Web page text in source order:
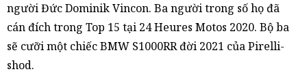
người Đức Dominik Vincon. Ba người trong số họ đã
cán đích trong Top 15 tại 24 Heures Motos 2020. Bộ ba
sẽ cưỡi một chiếc BMW S1000RR đời 2021 của Pirelli-
shod.